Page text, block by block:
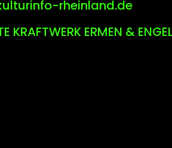
rheinland.de
KRAFTWERK ERMEN &